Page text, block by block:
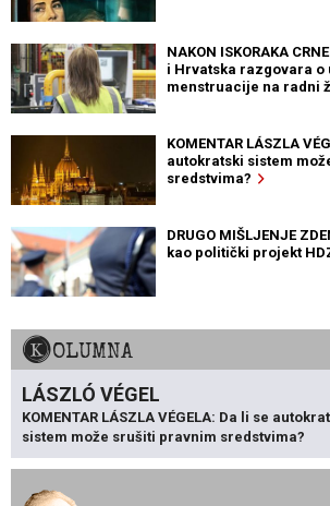
NAKON ISKORAKA
i Hrvatska razgovara o
menstruacije na radni
KOMENTAR LÁSZLA
autokratski sistem
sredstvima?
DRUGO MIŠLJENJE
kao politički projekt
KOLUMNA
LÁSZLÓ VÉGEL
KOMENTAR LÁSZLA VÉGELA: Da li se
sistem može srušiti pravnim sredstvima?